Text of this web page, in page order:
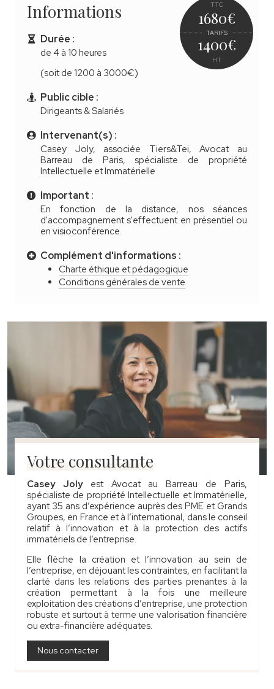
Informations
TARIFS
1680€
TTC
1400€
HT
Durée :
de 4 à 10 heures
(soit de 1200 à 3000€)
Public cible :
Dirigeants & Salariés
Intervenant(s) :
Casey Joly, associée Tiers&Tei,Avocat au
Barreau de Paris, spécialiste de propriété
Intellectuelle et Immatérielle
Important :
En fonction de la distance, nos séances
d'accompagnement s'effectuent en présentiel ou
en visioconférence.
Complément d'informations :
Charte éthique et pédagogique
Conditions générales de vente
Votre consultante
Casey Joly est Avocat au Barreau de Paris,
spécialiste de propriété Intellectuelle et Immatérielle,
ayant 35 ans d’expérience auprès des PME et Grands
Groupes, en France et à l’international, dans le conseil
relatif à l’innovation et à la protection des actifs
immatériels de l’entreprise.
Elle flèche la création et l’innovation au sein de
l’entreprise, en déjouant les contraintes, en facilitant la
clarté dans les relations des parties prenantes à la
création permettant à la fois une meilleure
exploitation des créations d’entreprise, une protection
robuste et surtout à terme une valorisation financière
ou extra-financière adéquates.
Nous contacter